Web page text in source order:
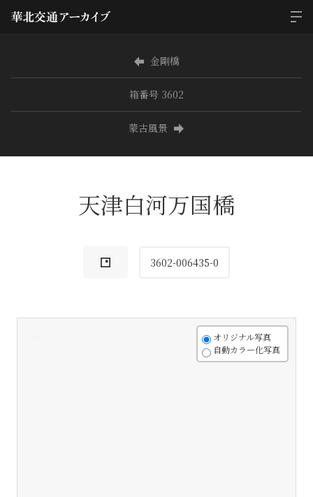
金剛橋
箱番号 3602
蒙古風景
天津白河万国橋
3602-006435-0
オリジナル写真
自動カラー化写真